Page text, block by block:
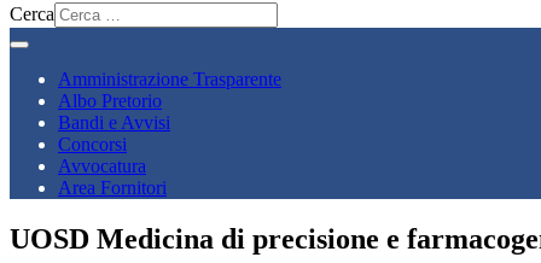
Cerca
Amministrazione Trasparente
Albo Pretorio
Bandi e Avvisi
Concorsi
Avvocatura
Area Fornitori
UOSD Medicina di precisione e